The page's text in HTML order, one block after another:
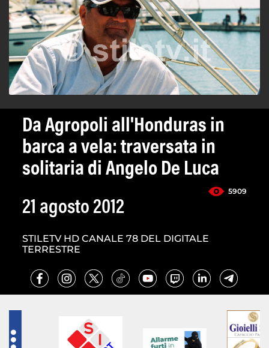
Da Agropoli all'Honduras in
barca a vela: traversata in
solitaria di Angelo De Luca
5909
21 agosto 2012
STILETV HD CANALE 78 DEL DIGITALE
TERRESTRE